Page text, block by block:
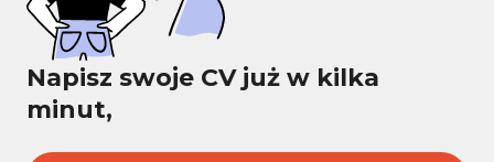
Napisz swoje CV już w kilka
minut,